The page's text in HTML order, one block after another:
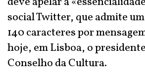
social Twitter, que admite
140 caracteres por
hoje, em Lisboa, o
Conselho da Cultura.